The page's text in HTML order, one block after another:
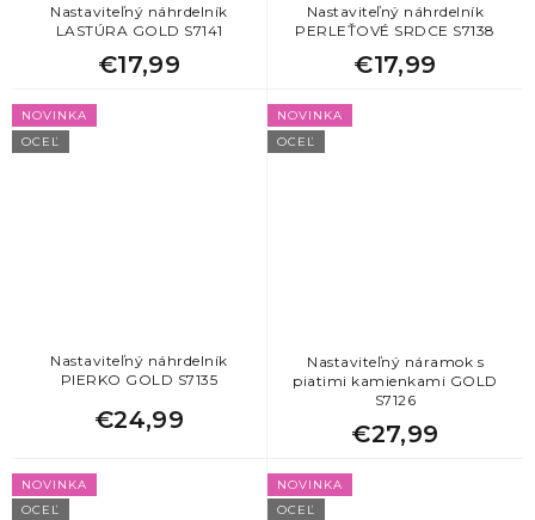
Nastaviteľný náhrdelník
LASTÚRA GOLD S7141
€17,99
Nastaviteľný náhrdelník
PERLEŤOVÉ SRDCE S7138
€17,99
NOVINKA
OCEĽ
Nastaviteľný náhrdelník
PIERKO GOLD S7135
€24,99
NOVINKA
OCEĽ
Nastaviteľný náramok s
piatimi kamienkami GOLD
S7126
€27,99
NOVINKA
OCEĽ
NOVINKA
OCEĽ